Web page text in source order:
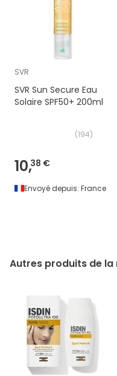
SVR
SVR Sun Secure Eau
Solaire SPF50+ 200ml
(194)
10,38 €
Envoyé depuis: France
Autres produits de